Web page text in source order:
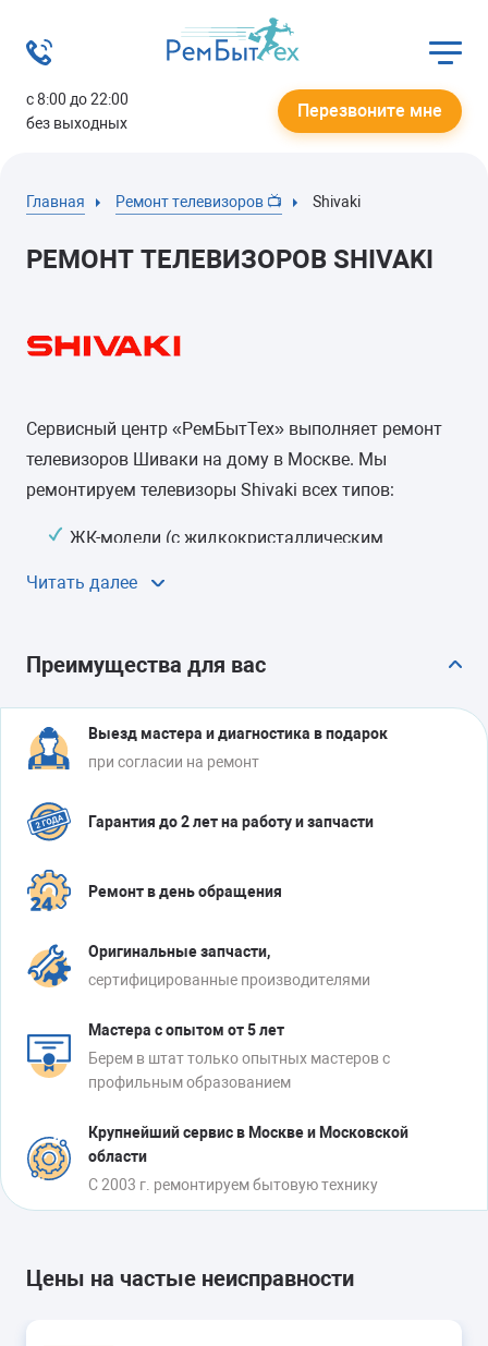
с 8:00 до 22:00
без выходных
Перезвоните мне
Главная Ремонт телевизоров 📺 Shivaki
РЕМОНТ ТЕЛЕВИЗОРОВ SHIVAKI
Сервисный центр «РемБытТех» выполняет ремонт
телевизоров Шиваки на дому в Москве. Мы
ремонтируем телевизоры Shivaki всех типов:
ЖК-модели (с жидкокристаллическим
кинескопные (ЭЛТ-модели);
LCD модели с LED подстветкой.
суток после обращения и профессионально
отремонтирует ваш Шиваки с гарантией до 2 лет.
Читать далее
Преимущества для вас
Выезд мастера и диагностика в подарок
при согласии на ремонт
Гарантия до 2 лет на работу и запчасти
Ремонт в день обращения
Оригинальные запчасти,
сертифицированные производителями
Мастера с опытом от 5 лет
Берем в штат только опытных мастеров с
профильным образованием
Крупнейший сервис в Москве и Московской
области
С 2003 г. ремонтируем бытовую технику
Цены на частые неисправности